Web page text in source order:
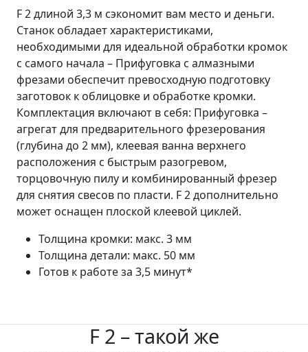
F 2 длиной 3,3 м сэкономит вам место и деньги.
Станок обладает характеристиками,
необходимыми для идеальной обработки кромок
с самого начала – Прифуговка с алмазными
фрезами обеспечит превосходную подготовку
заготовок к облицовке и обработке кромки.
Комплектация включают в себя: Прифуговка –
агрегат для предварительного фрезерования
(глубина до 2 мм), клеевая ванна верхнего
расположения с быстрым разогревом,
торцовочную пилу и комбинированный фрезер
для снятия свесов по пласти. F 2 дополнительно
может оснащен плоской клеевой циклей.
Толщина кромки: макс. 3 мм
Толщина детали: макс. 50 мм
Готов к работе за 3,5 минут*
F 2 – такой же